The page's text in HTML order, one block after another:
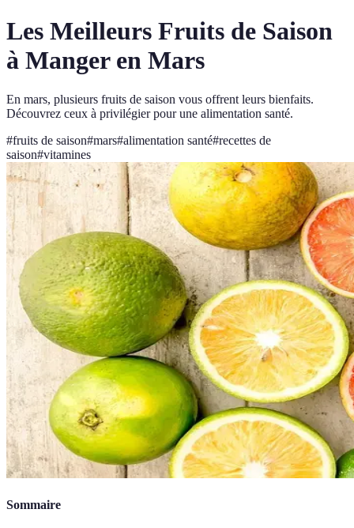
Les Meilleurs Fruits de Saison
à Manger en Mars
En mars, plusieurs fruits de saison vous offrent leurs bienfaits.
Découvrez ceux à privilégier pour une alimentation santé.
#fruits de saison#mars#alimentation santé#recettes de
saison#vitamines
Sommaire